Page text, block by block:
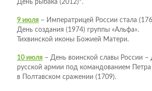
День рыбака (2012)*.
9 июля – Императрицей России стала
День создания (1974) группы «Альфа».
Тихвинской иконы Божией Матери.
10 июля – День воинской славы России
русской армии под командованием
в Полтавском сражении (1709).